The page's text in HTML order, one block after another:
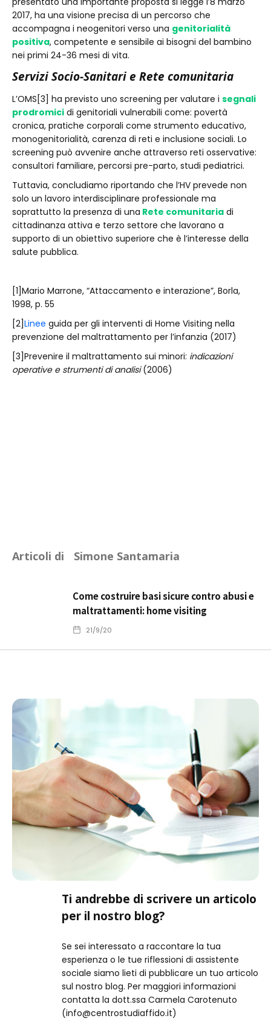
2017, ha una visione precisa di un percorso che
accompagna i neogenitori verso una genitorialità
positiva, competente e sensibile ai bisogni del bambino
nei primi 24-36 mesi di vita.
Servizi Socio-Sanitari e Rete comunitaria
L’OMS[3] ha previsto uno screening per valutare i segnali
prodromici di genitoriali vulnerabili come: povertà
cronica, pratiche corporali come strumento educativo,
monogenitorialità, carenza di reti e inclusione sociali. Lo
screening può avvenire anche attraverso reti osservative:
consultori familiare, percorsi pre-parto, studi pediatrici.
Tuttavia, concludiamo riportando che l’HV prevede non
solo un lavoro interdisciplinare professionale ma
soprattutto la presenza di una Rete comunitaria di
cittadinanza attiva e terzo settore che lavorano a
supporto di un obiettivo superiore che è l’interesse della
salute pubblica.
[1]Mario Marrone, “Attaccamento e interazione”, Borla,
1998, p. 55
[2]Linee guida per gli interventi di Home Visiting nella
prevenzione del maltrattamento per l’infanzia (2017)
[3]Prevenire il maltrattamento sui minori: indicazioni
operative e strumenti di analisi(2006)
Articoli di Simone Santamaria
Come costruire basi sicure contro abusi e
maltrattamenti: home visiting
21/9/20
Ti andrebbe di scrivere un articolo
per il nostro blog?
Se sei interessato a raccontare la tua
esperienza o le tue riflessioni di assistente
sociale siamo lieti di pubblicare un tuo articolo
sul nostro blog. Per maggiori informazioni
contatta la dott.ssa Carmela Carotenuto
(info@centrostudiaffido.it)